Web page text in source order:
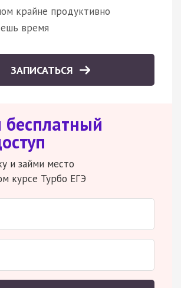
крайне продуктивно
время
ЗАПИСАТЬСЯ
бесплатный
и займи место
курсе Турбо ЕГЭ